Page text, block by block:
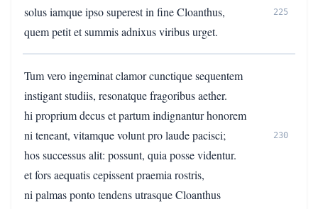
solus iamque ipso superest in fine Cloanthus,
225
quem petit et summis adnixus viribus urget.
Tum vero ingeminat clamor cunctique sequentem
instigant studiis, resonatque fragoribus aether.
hi proprium decus et partum indignantur honorem
ni teneant, vitamque volunt pro laude pacisci;
230
hos successus alit: possunt, quia posse videntur.
et fors aequatis cepissent praemia rostris,
ni palmas ponto tendens utrasque Cloanthus